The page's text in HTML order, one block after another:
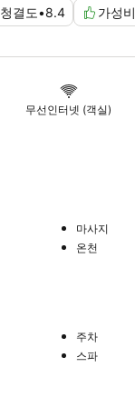
청결도•8.4 가성비
무선인터넷 (객실)
마사지
온천
주차
스파